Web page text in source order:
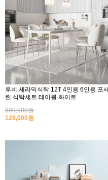
루비 세라믹식탁 12T 4인용 6인용 포세
린 식탁세트 테이블 화이트
899,000원
129,000원